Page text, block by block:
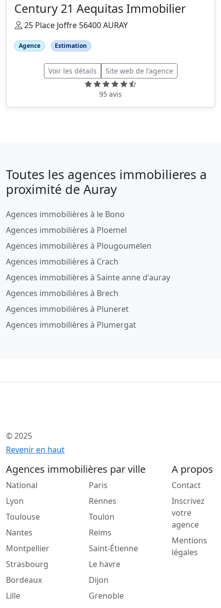
Century 21 Aequitas Immobilier
25 Place Joffre 56400 AURAY
Agence Estimation
Voir les détails Site web de l'agence
95 avis
Toutes les agences immobilieres a
proximité de Auray
Agences immobilières à le Bono
Agences immobilières à Ploemel
Agences immobilières à Plougoumelen
Agences immobilières à Crach
Agences immobilières à Sainte anne d'auray
Agences immobilières à Brech
Agences immobilières à Pluneret
Agences immobilières à Plumergat
© 2025
Revenir en haut
Agences immobilières par ville
National
Lyon
Toulouse
Nantes
Montpellier
Strasbourg
Bordeaux
Lille
Paris
Rennes
Toulon
Reims
Saint-Étienne
Le havre
Dijon
Grenoble
A propos
Contact
Inscrivez
votre
agence
Mentions
légales